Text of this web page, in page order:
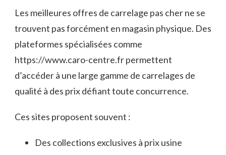
Les meilleures offres de carrelage pas cher ne se
trouvent pas forcément en magasin physique. Des
plateformes spécialisées comme
https://www.caro-centre.fr permettent
d’accéder à une large gamme de carrelages de
qualité à des prix défiant toute concurrence.
Ces sites proposent souvent :
Des collections exclusives à prix usine